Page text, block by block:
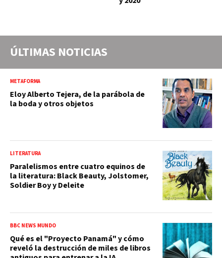
ÚLTIMAS NOTICIAS
METAFORMA
Eloy Alberto Tejera, de la parábola de
la boda y otros objetos
LITERATURA
Paralelismos entre cuatro equinos de
la literatura: Black Beauty, Jolstomer,
Soldier Boy y Deleite
BBC NEWS MUNDO
Qué es el "Proyecto Panamá" y cómo
reveló la destrucción de miles de libros